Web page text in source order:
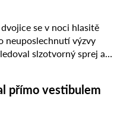
se v noci hlasitě
neuposlechnutí výzvy
slzotvorný sprej a
přímo vestibulem